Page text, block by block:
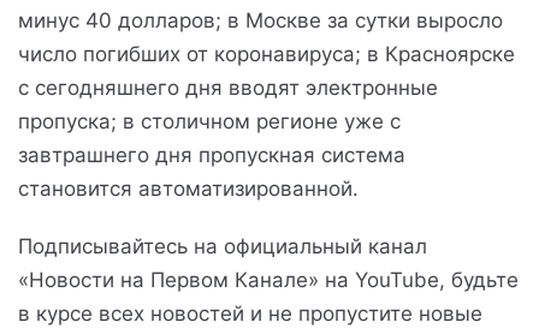
минус 40 долларов; в Москве за сутки выросло
число погибших от коронавируса; в Красноярске
с сегодняшнего дня вводят электронные
пропуска; в столичном регионе уже с
завтрашнего дня пропускная система
становится автоматизированной.
Подписывайтесь на официальный канал
«Новости на Первом Канале» на YouTube, будьте
в курсе всех новостей и не пропустите новые